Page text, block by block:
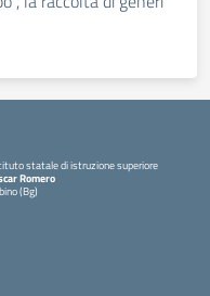
statale di istruzione superiore
Romero
(Bg)